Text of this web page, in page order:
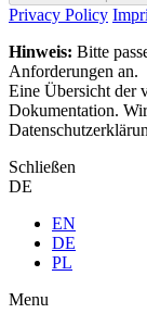
Privacy Policy
Hinweis: Bitte
Anforderungen an.
Eine Übersicht der
Dokumentation.
Schließen
DE
EN
DE
PL
Menu